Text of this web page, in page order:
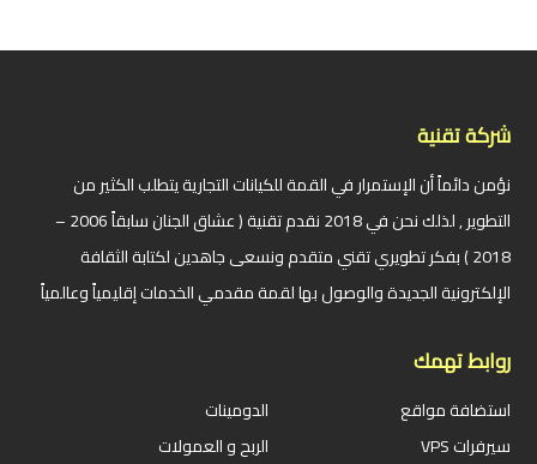
شركة تقنية
نؤمن دائماً أن الإستمرار في القمة للكيانات التجارية يتطلب الكثير من
التطوير , لذلك نحن في 2018 نقدم تقنية ( عشاق الجنان سابقاً 2006 –
2018 ) بفكر تطويري تقني متقدم ونسعى جاهدين لكتابة الثقافة
الإلكترونية الجديدة والوصول بها لقمة مقدمي الخدمات إقليمياً وعالمياً
روابط تهمك
استضافة مواقع
سيرفرات VPS
الدومينات
الربح و العمولات